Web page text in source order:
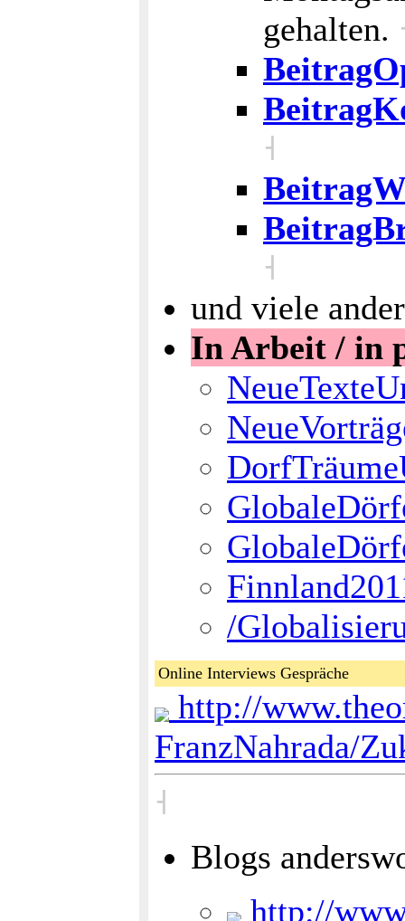
gehalten.
˧
˧
und viele
In Arbeit / in
/
Online Interviews Gespräche
http://
FranzNahrada/
˧
Blogs
http://